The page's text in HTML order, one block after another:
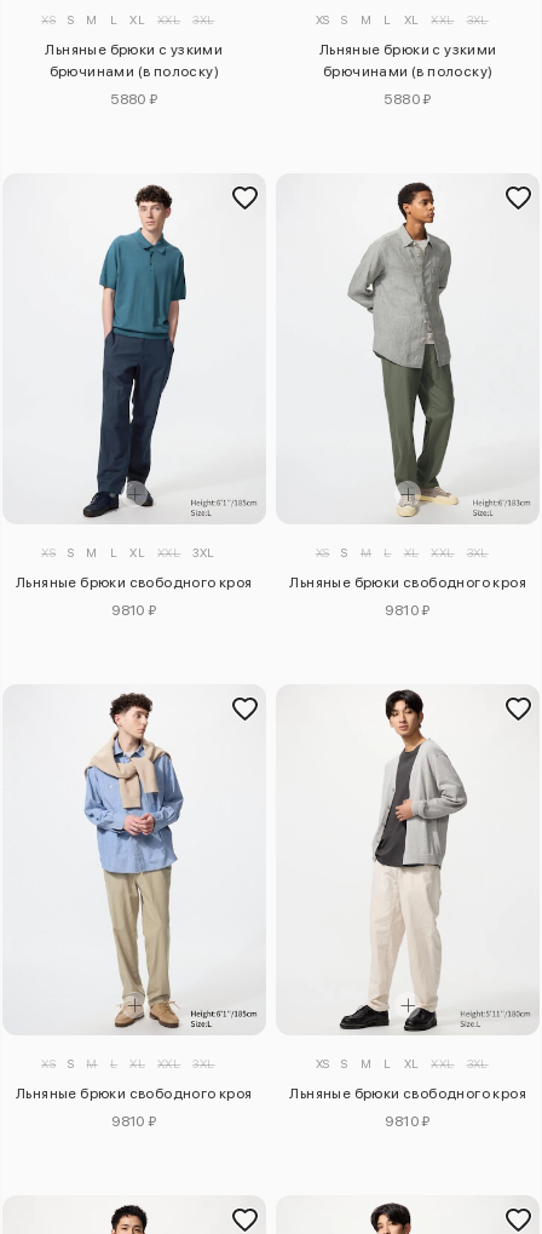
XS S M L XL XXL 3XL
Льняные брюки с узкими
брючинами (в полоску)
5880 ₽
XS S M L XL XXL 3XL
Льняные брюки с узкими
брючинами (в полоску)
5880 ₽
XS S M L XL XXL 3XL
Льняные брюки свободного кроя
9810 ₽
XS S M L XL XXL 3XL
Льняные брюки свободного кроя
9810 ₽
XS S M L XL XXL 3XL
Льняные брюки свободного кроя
9810 ₽
XS S M L XL XXL 3XL
Льняные брюки свободного кроя
9810 ₽